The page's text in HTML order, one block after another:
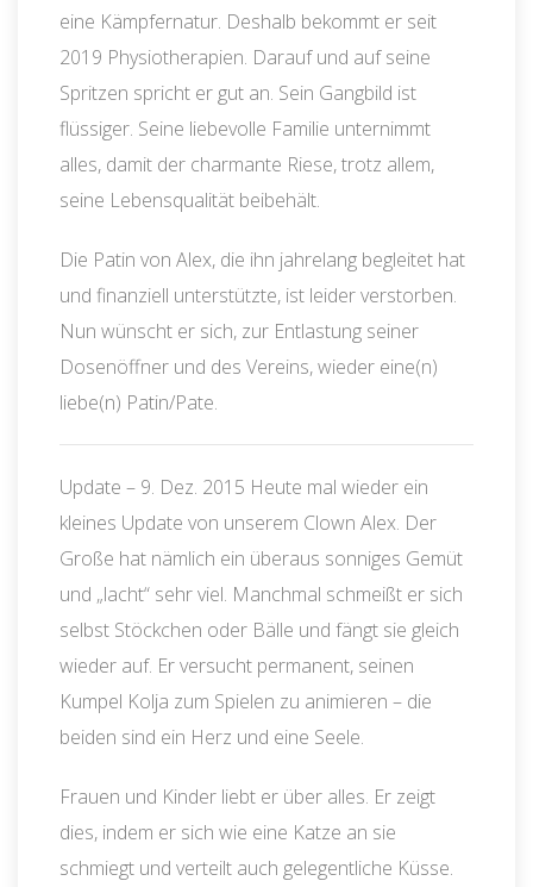
eine Kämpfernatur. Deshalb bekommt er seit
2019 Physiotherapien. Darauf und auf seine
Spritzen spricht er gut an. Sein Gangbild ist
flüssiger. Seine liebevolle Familie unternimmt
alles, damit der charmante Riese, trotz allem,
seine Lebensqualität beibehält.
Die Patin von Alex, die ihn jahrelang begleitet hat
und finanziell unterstützte, ist leider verstorben.
Nun wünscht er sich, zur Entlastung seiner
Dosenöffner und des Vereins, wieder eine(n)
liebe(n) Patin/Pate.
Update – 9. Dez. 2015 Heute mal wieder ein
kleines Update von unserem Clown Alex. Der
Große hat nämlich ein überaus sonniges Gemüt
und „lacht“ sehr viel. Manchmal schmeißt er sich
selbst Stöckchen oder Bälle und fängt sie gleich
wieder auf. Er versucht permanent, seinen
Kumpel Kolja zum Spielen zu animieren – die
beiden sind ein Herz und eine Seele.
Frauen und Kinder liebt er über alles. Er zeigt
dies, indem er sich wie eine Katze an sie
schmiegt und verteilt auch gelegentliche Küsse.